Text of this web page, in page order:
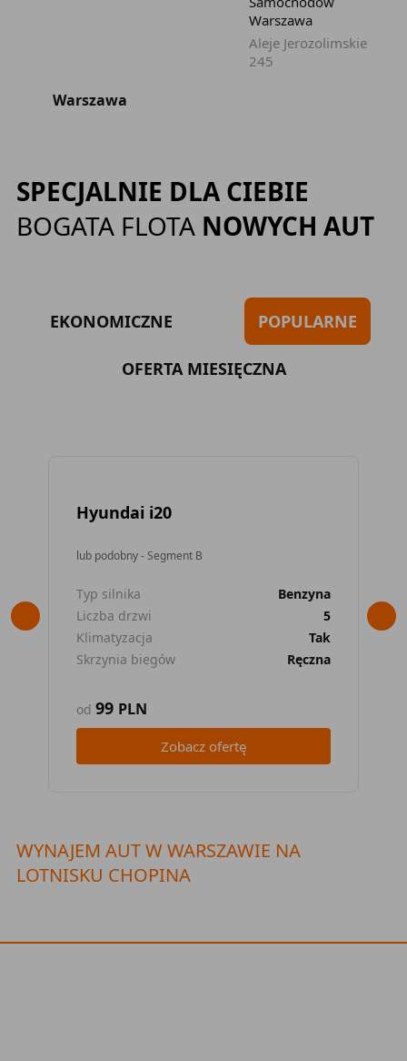
Warszawa
Aleje Jerozolimskie
245
Warszawa
SPECJALNIE DLA CIEBIE
BOGATA FLOTA NOWYCH AUT
EKONOMICZNE POPULARNE
OFERTA MIESIĘCZNA
Hyundai i20
lub podobny - Segment B
Typ silnika
Benzyna
Liczba drzwi
5
Klimatyzacja
Tak
Skrzynia biegów
Ręczna
od 99 PLN
Zobacz ofertę
WYNAJEM AUT W WARSZAWIE NA
LOTNISKU CHOPINA